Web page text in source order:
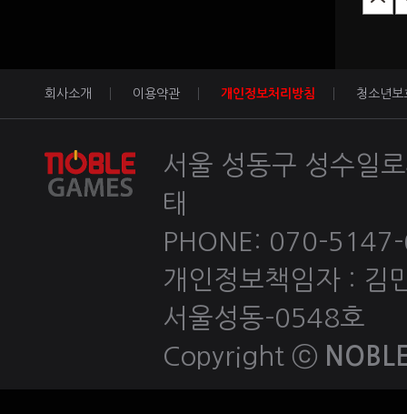
회사소개 이용약관 개인정보처리방침 청소년보
서울 성동구 성수일
태
PHONE: 070-
개인정보책임자 :
서울성동-0548호
Copyright ⓒ